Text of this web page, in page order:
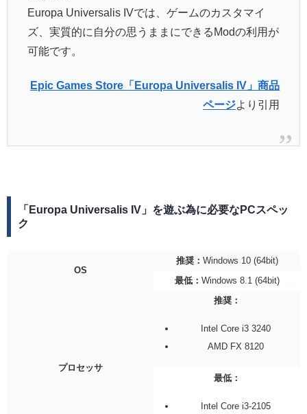
Europa Universalis IVでは、ゲームのカスタマイ
ズ、実質的に自分の思うままにできるModの利用が
可能です。
Epic Games Store「Europa Universalis IV」商品
ページより引用
「Europa Universalis IV」を遊ぶ為に必要なPCスペッ
ク
OS
推奨： Windows 10 (64bit)
最低： Windows 8.1 (64bit)
プロセッサ
推奨：
Intel Core i3 3240
AMD FX 8120
最低：
Intel Core i3-2105